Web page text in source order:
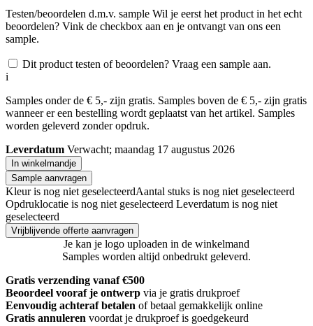
Testen/beoordelen d.m.v. sample Wil je eerst het product in het echt
beoordelen? Vink de checkbox aan en je ontvangt van ons een
sample.
Dit product testen of beoordelen? Vraag een sample aan.
i
Samples onder de € 5,- zijn gratis. Samples boven de € 5,- zijn gratis
wanneer er een bestelling wordt geplaatst van het artikel. Samples
worden geleverd zonder opdruk.
Leverdatum Verwacht; maandag 17 augustus 2026
In winkelmandje
Sample aanvragen
Kleur is nog niet geselecteerdAantal stuks is nog niet geselecteerd
Opdruklocatie is nog niet geselecteerd Leverdatum is nog niet
geselecteerd
Vrijblijvende offerte aanvragen
Je kan je logo uploaden in de winkelmand
Samples worden altijd onbedrukt geleverd.
Gratis verzending vanaf €500
Beoordeel vooraf je ontwerp via je gratis drukproef
Eenvoudig achteraf betalen of betaal gemakkelijk online
Gratis annuleren voordat je drukproef is goedgekeurd